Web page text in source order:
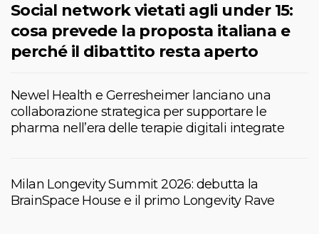
Social network vietati agli under 15:
cosa prevede la proposta italiana e
perché il dibattito resta aperto
Newel Health e Gerresheimer lanciano una
collaborazione strategica per supportare le
pharma nell’era delle terapie digitali integrate
Milan Longevity Summit 2026: debutta la
BrainSpace House e il primo Longevity Rave